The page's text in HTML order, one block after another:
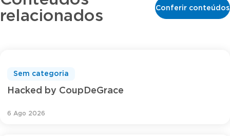
relacionados
Conferir conteúdos
Hacked by CoupDeGrace
Sem categoria
6 Ago 2026